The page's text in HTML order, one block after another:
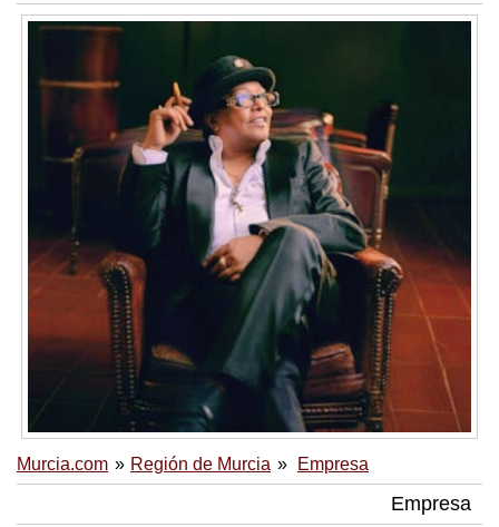
Murcia.com Región de Murcia Empresa
Empresa